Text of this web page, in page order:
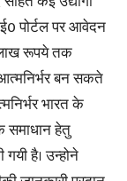
पोर्टल पर आवेदन
रूपये तक
बन सकते
भारत के
समाधान हेतु
है। उन्होने